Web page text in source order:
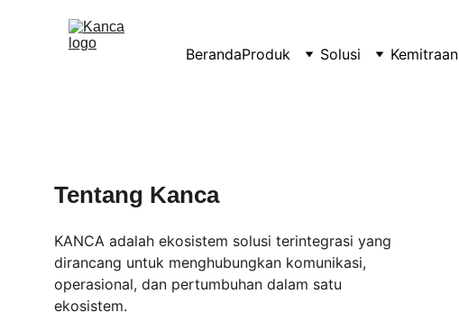
BerandaProduk Solusi Kemitraan
Tentang Kanca
KANCA adalah ekosistem solusi terintegrasi yang
dirancang untuk menghubungkan komunikasi,
operasional, dan pertumbuhan dalam satu
ekosistem.